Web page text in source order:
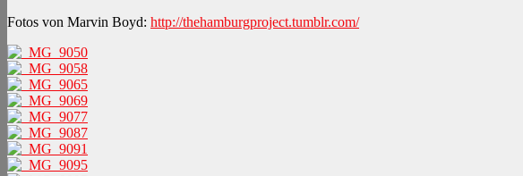
Fotos von Marvin Boyd: http://thehamburgproject.tumblr.com/